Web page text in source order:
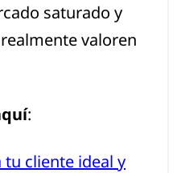
saturado y
valoren
:
tu cliente ideal y